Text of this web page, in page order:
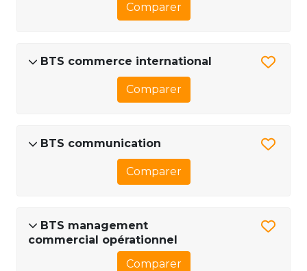
Comparer
BTS commerce international
Comparer
BTS communication
Comparer
BTS management
commercial opérationnel
Comparer